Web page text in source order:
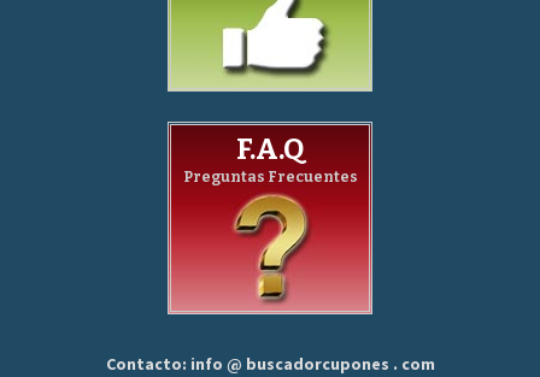
F.A.Q
Preguntas Frecuentes
Contacto: info @ buscadorcupones . com